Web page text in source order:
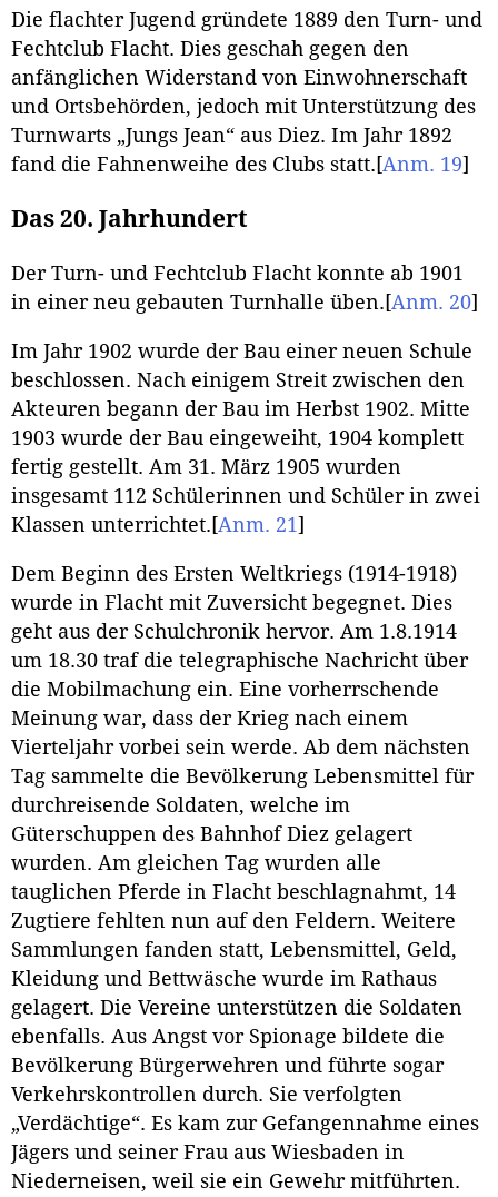
Die flachter Jugend gründete 1889 den Turn- und
Fechtclub Flacht. Dies geschah gegen den
anfänglichen Widerstand von Einwohnerschaft
und Ortsbehörden, jedoch mit Unterstützung des
Turnwarts „Jungs Jean“ aus Diez. Im Jahr 1892
fand die Fahnenweihe des Clubs statt. [Anm. 19]
Das 20. Jahrhundert
Der Turn- und Fechtclub Flacht konnte ab 1901
in einer neu gebauten Turnhalle üben. [Anm. 20]
Im Jahr 1902 wurde der Bau einer neuen Schule
beschlossen. Nach einigem Streit zwischen den
Akteuren begann der Bau im Herbst 1902. Mitte
1903 wurde der Bau eingeweiht, 1904 komplett
fertig gestellt. Am 31. März 1905 wurden
insgesamt 112 Schülerinnen und Schüler in zwei
Klassen unterrichtet. [Anm. 21]
Dem Beginn des Ersten Weltkriegs (1914-1918)
wurde in Flacht mit Zuversicht begegnet. Dies
geht aus der Schulchronik hervor. Am 1.8.1914
um 18.30 traf die telegraphische Nachricht über
die Mobilmachung ein. Eine vorherrschende
Meinung war, dass der Krieg nach einem
Vierteljahr vorbei sein werde. Ab dem nächsten
Tag sammelte die Bevölkerung Lebensmittel für
durchreisende Soldaten, welche im
Güterschuppen des Bahnhof Diez gelagert
wurden. Am gleichen Tag wurden alle
tauglichen Pferde in Flacht beschlagnahmt, 14
Zugtiere fehlten nun auf den Feldern. Weitere
Sammlungen fanden statt, Lebensmittel, Geld,
Kleidung und Bettwäsche wurde im Rathaus
gelagert. Die Vereine unterstützen die Soldaten
ebenfalls. Aus Angst vor Spionage bildete die
Bevölkerung Bürgerwehren und führte sogar
Verkehrskontrollen durch. Sie verfolgten
„Verdächtige“. Es kam zur Gefangennahme eines
Jägers und seiner Frau aus Wiesbaden in
Niederneisen, weil sie ein Gewehr mitführten.